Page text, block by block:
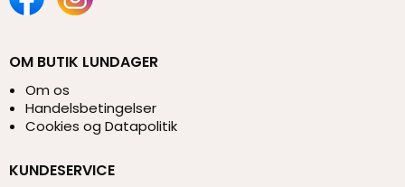
OM BUTIK LUNDAGER
Om os
Handelsbetingelser
Cookies og Datapolitik
KUNDESERVICE